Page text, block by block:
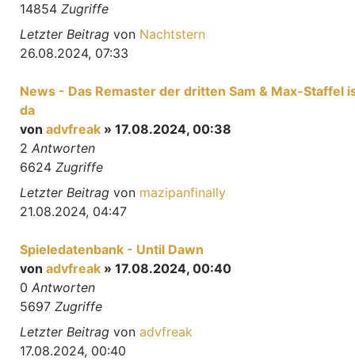
14854 Zugriffe
Letzter Beitrag von Nachtstern
26.08.2024, 07:33
News - Das Remaster der dritten Sam & Max-Staffel
da
von advfreak » 17.08.2024, 00:38
2 Antworten
6624 Zugriffe
Letzter Beitrag von mazipanfinally
21.08.2024, 04:47
Spieledatenbank - Until Dawn
von advfreak » 17.08.2024, 00:40
0 Antworten
5697 Zugriffe
Letzter Beitrag von advfreak
17.08.2024, 00:40